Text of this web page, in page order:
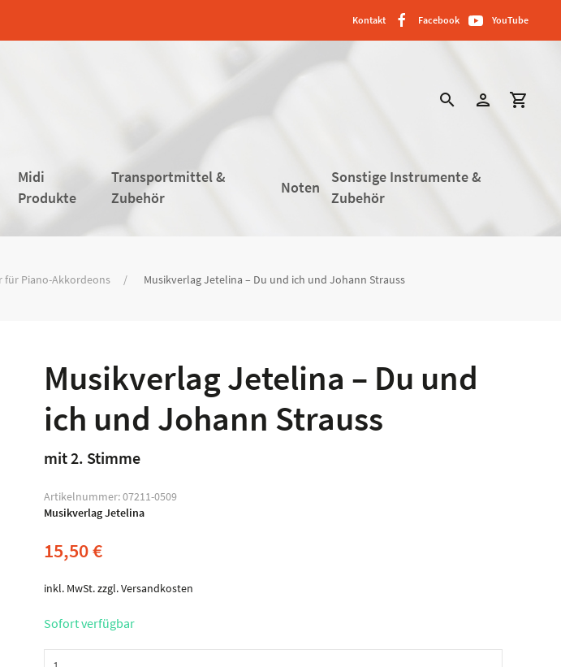
Kontakt Facebook YouTube
search person shopping_cart
Midi
Produkte
Transportmittel &
Zubehör
Noten
Sonstige Instrumente &
Zubehör
für Piano-Akkordeons Musikverlag Jetelina – Du und ich und Johann Strauss
Musikverlag Jetelina – Du und
ich und Johann Strauss
mit 2. Stimme
Artikelnummer:07211-0509
Musikverlag Jetelina
15,50€
inkl. MwSt.zzgl.Versandkosten
Sofort verfügbar
Musikverlag